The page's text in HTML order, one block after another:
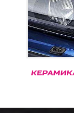
КЕРАМИКА